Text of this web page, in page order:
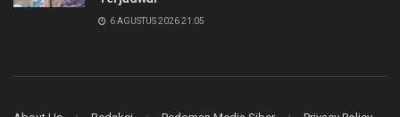
6 AGUSTUS 2026 21:05